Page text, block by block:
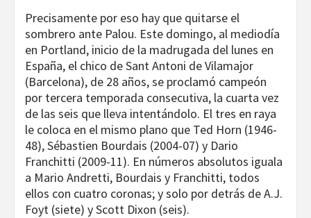
Precisamente por eso hay que quitarse el
sombrero ante Palou. Este domingo, al mediodía
en Portland, inicio de la madrugada del lunes en
España, el chico de Sant Antoni de Vilamajor
(Barcelona), de 28 años, se proclamó campeón
por tercera temporada consecutiva, la cuarta vez
de las seis que lleva intentándolo. El tres en raya
le coloca en el mismo plano que Ted Horn (1946-
48), Sébastien Bourdais (2004-07) y Dario
Franchitti (2009-11). En números absolutos iguala
a Mario Andretti, Bourdais y Franchitti, todos
ellos con cuatro coronas; y solo por detrás de A.J.
Foyt (siete) y Scott Dixon (seis).